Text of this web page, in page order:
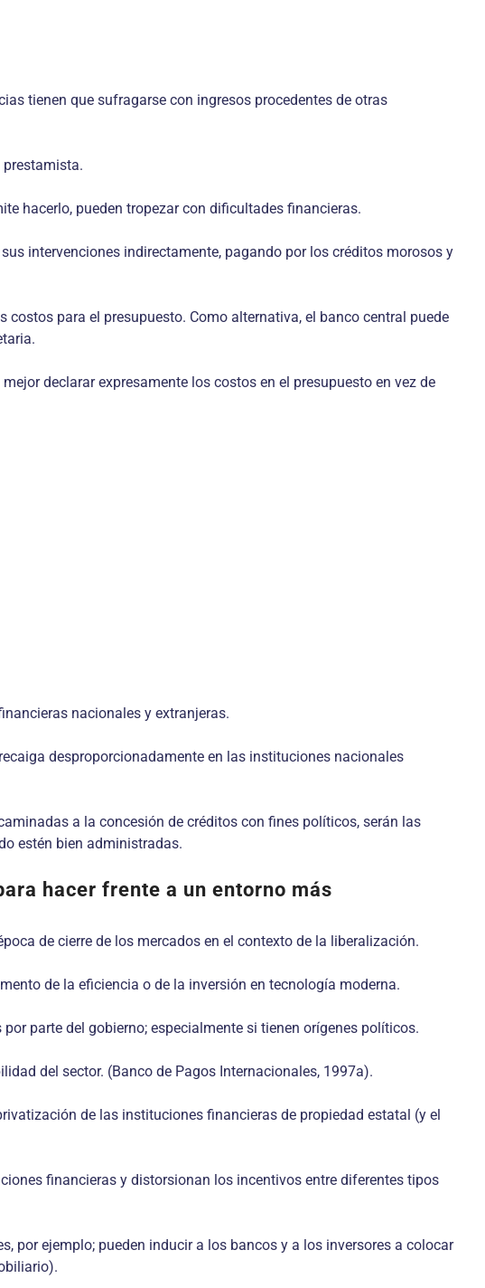
tienen que sufragarse con ingresos procedentes de otras
prestamista.
hacerlo, pueden tropezar con dificultades financieras.
intervenciones indirectamente, pagando por los créditos morosos y
para el presupuesto. Como alternativa, el banco central puede
declarar expresamente los costos en el presupuesto en vez de
nacionales y extranjeras.
desproporcionadamente en las instituciones nacionales
a la concesión de créditos con fines políticos, serán las
estén bien administradas.
hacer frente a un entorno más
de cierre de los mercados en el contexto de la liberalización.
de la eficiencia o de la inversión en tecnología moderna.
parte del gobierno; especialmente si tienen orígenes políticos.
del sector. (Banco de Pagos Internacionales, 1997a).
de las instituciones financieras de propiedad estatal (y el
financieras y distorsionan los incentivos entre diferentes tipos
por ejemplo; pueden inducir a los bancos y a los inversores a colocar